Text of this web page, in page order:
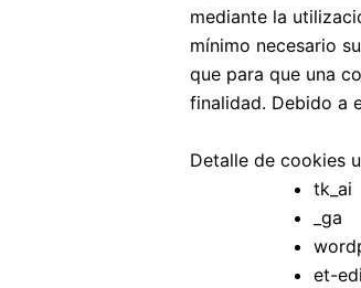
mediante la
mínimo necesario
que para que una
finalidad. Debido a
Detalle de cookies
tk_ai
_ga
et-